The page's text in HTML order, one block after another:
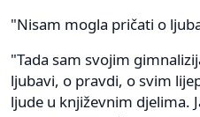
"Nisam mogla pričati o
"Tada sam svojim
ljubavi, o pravdi, o svim
ljude u književnim djelima.